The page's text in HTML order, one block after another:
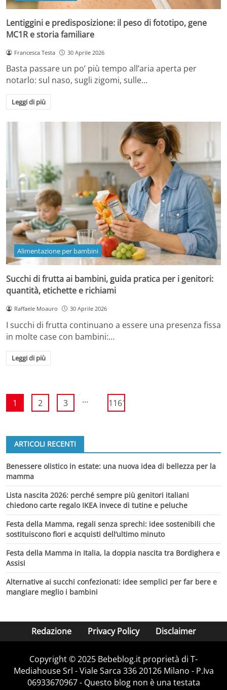
Lentiggini e predisposizione: il peso di fototipo, gene
MC1R e storia familiare
Francesca Testa 30 Aprile 2026
Basta passare un po’ più tempo all’aria aperta per
notarlo: sul naso, sugli zigomi, sulle…
Leggi di più
Alimentazione per bambini
Succhi di frutta ai bambini, guida pratica per i genitori:
quantità, etichette e richiami
Raffaele Moauro 30 Aprile 2026
I succhi di frutta continuano a essere una presenza fissa
in molte case con bambini:…
Leggi di più
1 2 3 ... 1161
ARTICOLI RECENTI
Benessere olistico in estate: una nuova idea di bellezza per la
mamma
Lista nascita 2026: perché sempre più genitori italiani
chiedono carte regalo IKEA invece di tutine e peluche
Festa della Mamma, regali senza sprechi: idee sostenibili che
sostituiscono fiori e acquisti dell’ultimo minuto
Festa della Mamma in Italia, la doppia nascita tra Bordighera e
Assisi
Alternative ai succhi confezionati: idee semplici per far bere e
mangiare meglio i bambini
Redazione Privacy Policy Disclaimer
Copyright © 2025 Bebeblog.it proprietà di T-
Mediahouse Srl - Viale Sarca 336 20126 Milano - P.Iva
06933670967 - Questo blog non è una testata